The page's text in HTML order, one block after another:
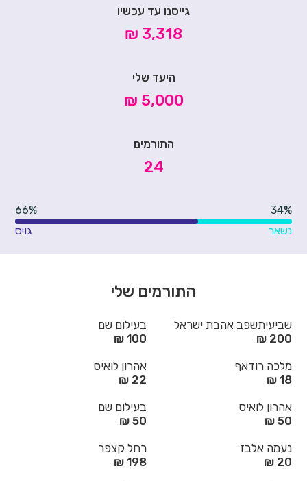
גייסנו עד עכשיו
3,318 ₪
היעד שלי
5,000 ₪
התורמים
24
34%
66%
נשאר
גויס
התורמים שלי
שביעיתשפב אהבת ישראל
200 ₪
בעילום שם
100 ₪
מלכה רודאף
18 ₪
אהרון לואיס
22 ₪
אהרון לואיס
50 ₪
בעילום שם
50 ₪
נעמה אלבז
20 ₪
רחל קצפר
198 ₪